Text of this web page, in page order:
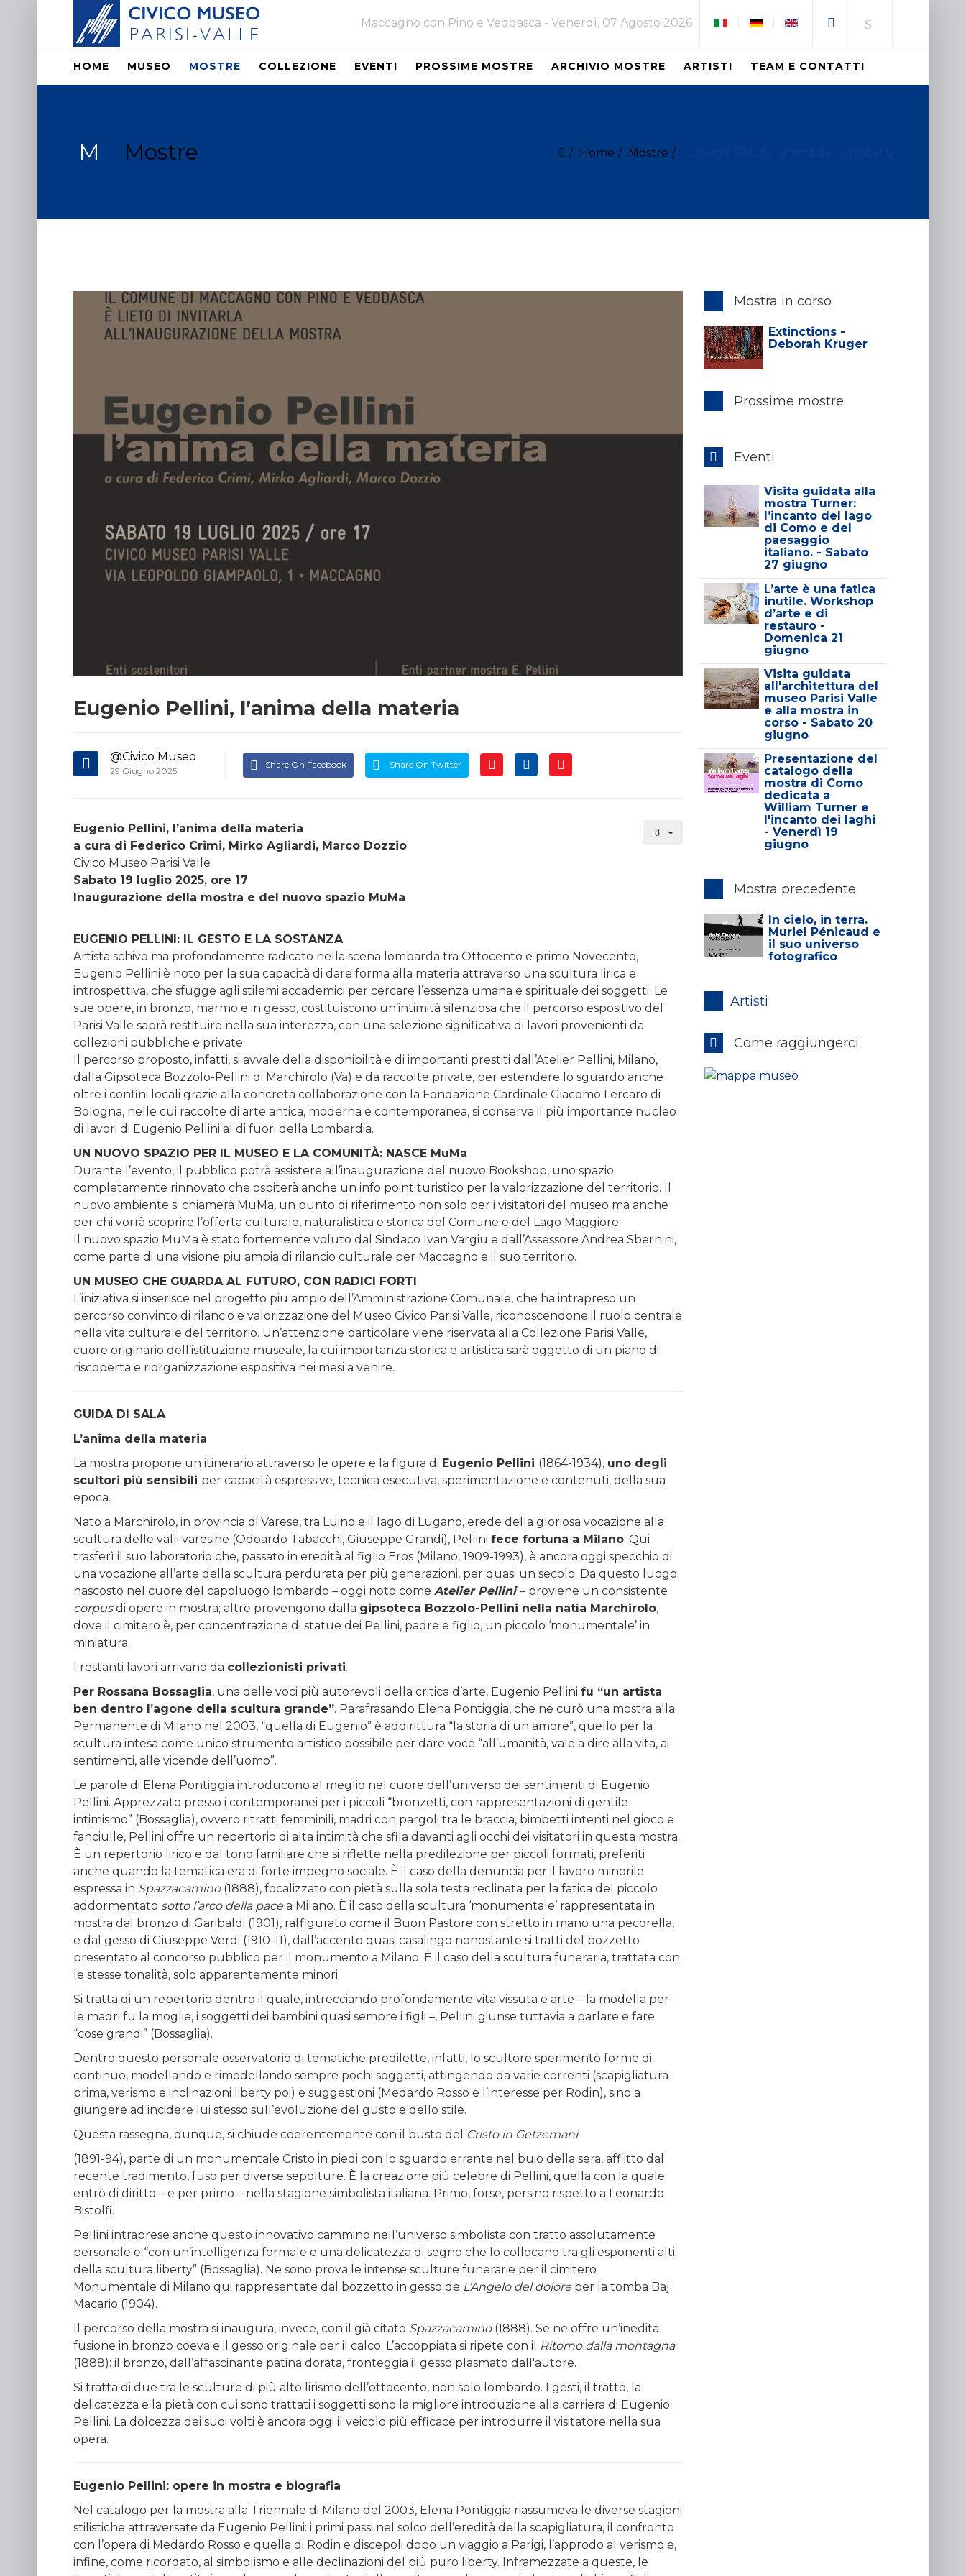
Maccagno con Pino e Veddasca - Venerdì, 07 Agosto 2026
HOME MUSEO MOSTRE COLLEZIONE EVENTI PROSSIME MOSTRE ARCHIVIO MOSTRE ARTISTI TEAM E CONTATTI
M Mostre Home Mostre
Eugenio Pellini, l’anima della materia
@Civico Museo
29 Giugno 2025
Share On Facebook Share On Twitter
Eugenio Pellini, l’anima della materia
a cura di Federico Crimi, Mirko Agliardi, Marco Dozzio
Civico Museo Parisi Valle
Sabato 19 luglio 2025, ore 17
Inaugurazione della mostra e del nuovo spazio MuMa
EUGENIO PELLINI: IL GESTO E LA SOSTANZA
Artista schivo ma profondamente radicato nella scena lombarda tra Ottocento e primo Novecento,
Eugenio Pellini è noto per la sua capacità di dare forma alla materia attraverso una scultura lirica e
introspettiva, che sfugge agli stilemi accademici per cercare l’essenza umana e spirituale dei soggetti. Le
sue opere, in bronzo, marmo e in gesso, costituiscono un’intimità silenziosa che il percorso espositivo del
Parisi Valle saprà restituire nella sua interezza, con una selezione significativa di lavori provenienti da
collezioni pubbliche e private.
Il percorso proposto, infatti, si avvale della disponibilità e di importanti prestiti dall’Atelier Pellini, Milano,
dalla Gipsoteca Bozzolo-Pellini di Marchirolo (Va) e da raccolte private, per estendere lo sguardo anche
oltre i confini locali grazie alla concreta collaborazione con la Fondazione Cardinale Giacomo Lercaro di
Bologna, nelle cui raccolte di arte antica, moderna e contemporanea, si conserva il più importante nucleo
di lavori di Eugenio Pellini al di fuori della Lombardia.
UN NUOVO SPAZIO PER IL MUSEO E LA COMUNITÀ: NASCE MuMa
Durante l’evento, il pubblico potrà assistere all’inaugurazione del nuovo Bookshop, uno spazio
completamente rinnovato che ospiterà anche un info point turistico per la valorizzazione del territorio. Il
nuovo ambiente si chiamerà MuMa, un punto di riferimento non solo per i visitatori del museo ma anche
per chi vorrà scoprire l’offerta culturale, naturalistica e storica del Comune e del Lago Maggiore.
Il nuovo spazio MuMa è stato fortemente voluto dal Sindaco Ivan Vargiu e dall’Assessore Andrea Sbernini,
come parte di una visione piu ampia di rilancio culturale per Maccagno e il suo territorio.
UN MUSEO CHE GUARDA AL FUTURO, CON RADICI FORTI
L’iniziativa si inserisce nel progetto piu ampio dell’Amministrazione Comunale, che ha intrapreso un
percorso convinto di rilancio e valorizzazione del Museo Civico Parisi Valle, riconoscendone il ruolo centrale
nella vita culturale del territorio. Un’attenzione particolare viene riservata alla Collezione Parisi Valle,
cuore originario dell’istituzione museale, la cui importanza storica e artistica sarà oggetto di un piano di
riscoperta e riorganizzazione espositiva nei mesi a venire.
GUIDA DI SALA
L’anima della materia
La mostra propone un itinerario attraverso le opere e la figura di Eugenio Pellini (1864-1934), uno degli
scultori più sensibili per capacità espressive, tecnica esecutiva, sperimentazione e contenuti, della sua
epoca.
Nato a Marchirolo, in provincia di Varese, tra Luino e il lago di Lugano, erede della gloriosa vocazione alla
scultura delle valli varesine (Odoardo Tabacchi, Giuseppe Grandi), Pellini fece fortuna a Milano. Qui
trasferì il suo laboratorio che, passato in eredità al figlio Eros (Milano, 1909-1993), è ancora oggi specchio di
una vocazione all’arte della scultura perdurata per più generazioni, per quasi un secolo. Da questo luogo
nascosto nel cuore del capoluogo lombardo – oggi noto come Atelier Pellini– proviene un consistente
corpusdi opere in mostra; altre provengono dalla gipsoteca Bozzolo-Pellini nella natìa Marchirolo,
dove il cimitero è, per concentrazione di statue dei Pellini, padre e figlio, un piccolo ‘monumentale’ in
miniatura.
I restanti lavori arrivano da collezionisti privati.
Per Rossana Bossaglia, una delle voci più autorevoli della critica d’arte, Eugenio Pellini fu “un artista
ben dentro l’agone della scultura grande”. Parafrasando Elena Pontiggia, che ne curò una mostra alla
Permanente di Milano nel 2003, “quella di Eugenio” è addirittura “la storia di un amore”, quello per la
scultura intesa come unico strumento artistico possibile per dare voce “all’umanità, vale a dire alla vita, ai
sentimenti, alle vicende dell’uomo”.
Le parole di Elena Pontiggia introducono al meglio nel cuore dell’universo dei sentimenti di Eugenio
Pellini. Apprezzato presso i contemporanei per i piccoli “bronzetti, con rappresentazioni di gentile
intimismo” (Bossaglia), ovvero ritratti femminili, madri con pargoli tra le braccia, bimbetti intenti nel gioco e
fanciulle, Pellini offre un repertorio di alta intimità che sfila davanti agli occhi dei visitatori in questa mostra.
È un repertorio lirico e dal tono familiare che si riflette nella predilezione per piccoli formati, preferiti
anche quando la tematica era di forte impegno sociale. È il caso della denuncia per il lavoro minorile
espressa in Spazzacamino (1888), focalizzato con pietà sulla sola testa reclinata per la fatica del piccolo
addormentato sotto l’arco della pace a Milano. È il caso della scultura ‘monumentale’ rappresentata in
mostra dal bronzo di Garibaldi (1901), raffigurato come il Buon Pastore con stretto in mano una pecorella,
e dal gesso di Giuseppe Verdi (1910-11), dall’accento quasi casalingo nonostante si tratti del bozzetto
presentato al concorso pubblico per il monumento a Milano. È il caso della scultura funeraria, trattata con
le stesse tonalità, solo apparentemente minori.
Si tratta di un repertorio dentro il quale, intrecciando profondamente vita vissuta e arte – la modella per
le madri fu la moglie, i soggetti dei bambini quasi sempre i figli –, Pellini giunse tuttavia a parlare e fare
“cose grandi” (Bossaglia).
Dentro questo personale osservatorio di tematiche predilette, infatti, lo scultore sperimentò forme di
continuo, modellando e rimodellando sempre pochi soggetti, attingendo da varie correnti (scapigliatura
prima, verismo e inclinazioni liberty poi) e suggestioni (Medardo Rosso e l’interesse per Rodin), sino a
giungere ad incidere lui stesso sull’evoluzione del gusto e dello stile.
Questa rassegna, dunque, si chiude coerentemente con il busto del
Cristo in Getzemani
(1891-94), parte di un monumentale Cristo in piedi con lo sguardo errante nel buio della sera, afflitto dal
recente tradimento, fuso per diverse sepolture. È la creazione più celebre di Pellini, quella con la quale
entrò di diritto – e per primo – nella stagione simbolista italiana. Primo, forse, persino rispetto a Leonardo
Bistolfi.
Pellini intraprese anche questo innovativo cammino nell’universo simbolista con tratto assolutamente
personale e “con un’intelligenza formale e una delicatezza di segno che lo collocano tra gli esponenti alti
della scultura liberty” (Bossaglia). Ne sono prova le intense sculture funerarie per il cimitero
Monumentale di Milano qui rappresentate dal bozzetto in gesso de L’Angelo del dolore per la tomba Baj
Macario (1904).
Il percorso della mostra si inaugura, invece, con il già citato Spazzacamino (1888). Se ne offre un’inedita
fusione in bronzo coeva e il gesso originale per il calco. L’accoppiata si ripete con il
Ritorno dalla montagna
(1888): il bronzo, dall’affascinante patina dorata, fronteggia il gesso plasmato dall'autore.
Si tratta di due tra le sculture di più alto lirismo dell’ottocento, non solo lombardo. I gesti, il tratto, la
delicatezza e la pietà con cui sono trattati i soggetti sono la migliore introduzione alla carriera di Eugenio
Pellini. La dolcezza dei suoi volti è ancora oggi il veicolo più efficace per introdurre il visitatore nella sua
opera.
Eugenio Pellini: opere in mostra e biografia
Nel catalogo per la mostra alla Triennale di Milano del 2003, Elena Pontiggia riassumeva le diverse stagioni
stilistiche attraversate da Eugenio Pellini: i primi passi nel solco dell’eredità della scapigliatura, il confronto
con l’opera di Medardo Rosso e quella di Rodin e discepoli dopo un viaggio a Parigi, l’approdo al verismo e,
infine, come ricordato, al simbolismo e alle declinazioni del più puro liberty. Inframezzate a queste, le
Mostra in corso
Extinctions -
Deborah Kruger
Prossime mostre
Eventi
Visita guidata alla
mostra Turner:
l’incanto del lago
di Como e del
paesaggio
italiano. - Sabato
27 giugno
L’arte è una fatica
inutile. Workshop
d’arte e di
restauro -
Domenica 21
giugno
Visita guidata
all'architettura del
museo Parisi Valle
e alla mostra in
corso - Sabato 20
giugno
Presentazione del
catalogo della
mostra di Como
dedicata a
William Turner e
l'incanto dei laghi
- Venerdì 19
giugno
Mostra precedente
In cielo, in terra.
Muriel Pénicaud e
il suo universo
fotografico
Artisti
Come raggiungerci